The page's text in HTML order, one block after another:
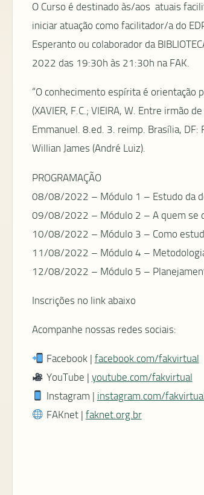
O Curso é destinado às/aos atuais
iniciar atuação como facilitador/a do
Esperanto ou colaborador da
2022 das 19:30h às 21:30h na FAK.
“O conhecimento espírita é orientação
(XAVIER, F.C.; VIEIRA, W. Entre irmão
Emmanuel. 8.ed. 3. reimp. Brasília,
Willian James (André Luiz).
PROGRAMAÇÃO
08/08/2022 – Módulo 1 – Estudo da
09/08/2022 – Módulo 2 – A quem se
10/08/2022 – Módulo 3 – Como
11/08/2022 – Módulo 4 –
12/08/2022 – Módulo 5 –
Inscrições no link abaixo
Acompanhe nossas redes sociais:
Facebook | facebook.com/fakvirtual
YouTube | youtube.com/fakvirtual
Instagram | instagram.com/
FAKnet | faknet.org.br